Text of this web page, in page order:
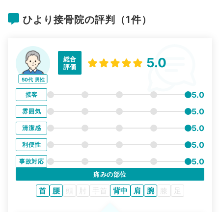
ひより接骨院の評判（1件）
50代 男性
総合
評価
5.0
接客 5.0
雰囲気 5.0
清潔感 5.0
利便性 5.0
事故対応 5.0
痛みの部位
首 腰 頭 肘 手首 背中 肩 腕 膝 足